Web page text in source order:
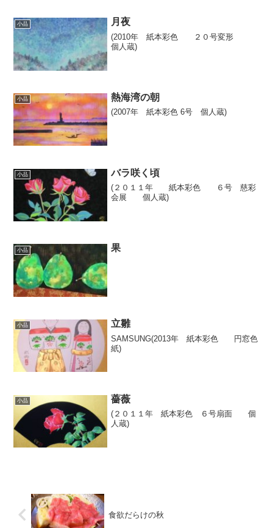
小品 月夜
(2010年 紙本彩色 ２０号変形
個人蔵)
小品 熱海湾の朝
(2007年 紙本彩色 6号 個人蔵)
小品 バラ咲く頃
(２０１１年 紙本彩色 ６号 慈彩
会展 個人蔵)
小品 果
小品 立雛
SAMSUNG(2013年 紙本彩色 円窓色
紙)
小品 薔薇
(２０１１年 紙本彩色 ６号扇面 個
人蔵)
食欲だらけの秋